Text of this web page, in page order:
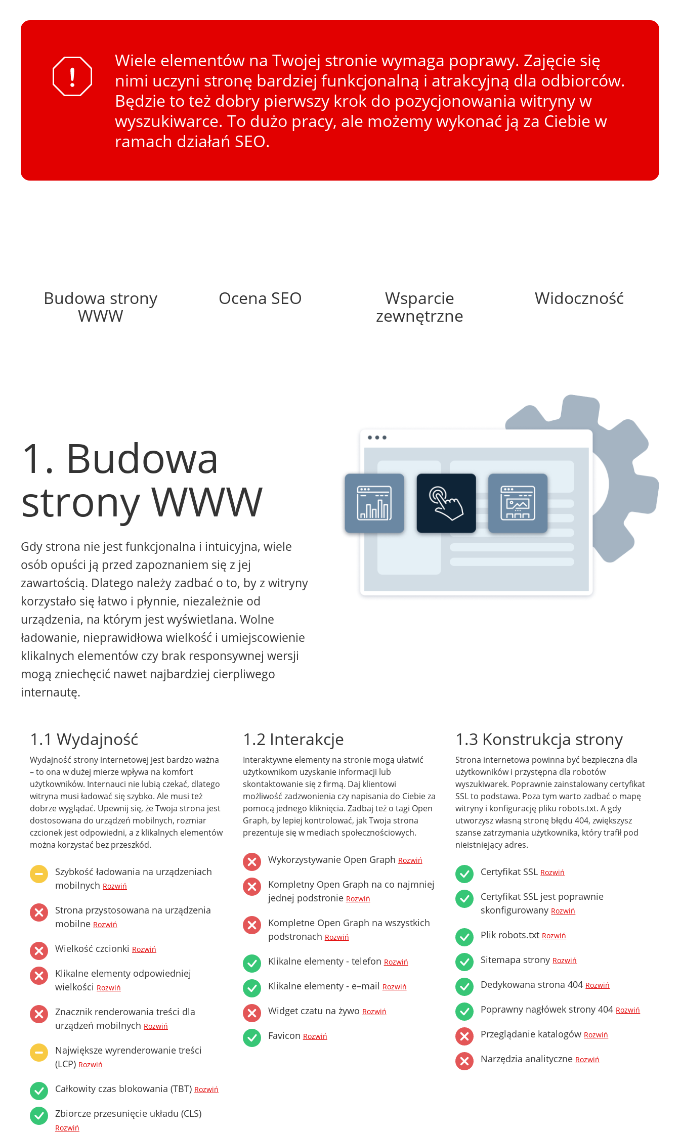
Wiele elementów na Twojej stronie wymaga poprawy. Zajęcie się
nimi uczyni stronę bardziej funkcjonalną i atrakcyjną dla odbiorców.
Będzie to też dobry pierwszy krok do pozycjonowania witryny w
wyszukiwarce. To dużo pracy, ale możemy wykonać ją za Ciebie w
ramach działań SEO.
Budowa strony
WWW
Ocena SEO
Wsparcie
zewnętrzne
Widoczność
1. Budowa
strony WWW
Gdy strona nie jest funkcjonalna i intuicyjna, wiele
osób opuści ją przed zapoznaniem się z jej
zawartością. Dlatego należy zadbać o to, by z witryny
korzystało się łatwo i płynnie, niezależnie od
urządzenia, na którym jest wyświetlana. Wolne
ładowanie, nieprawidłowa wielkość i umiejscowienie
klikalnych elementów czy brak responsywnej wersji
mogą zniechęcić nawet najbardziej cierpliwego
internautę.
1.1 Wydajność
Wydajność strony internetowej jest bardzo ważna
– to ona w dużej mierze wpływa na komfort
użytkowników. Internauci nie lubią czekać, dlatego
witryna musi ładować się szybko. Ale musi też
dobrze wyglądać. Upewnij się, że Twoja strona jest
dostosowana do urządzeń mobilnych, rozmiar
czcionek jest odpowiedni, a z klikalnych elementów
można korzystać bez przeszkód.
Szybkość ładowania na urządzeniach
mobilnych Rozwiń
Strona przystosowana na urządzenia
mobilne Rozwiń
Wielkość czcionki Rozwiń
Klikalne elementy odpowiedniej
wielkości Rozwiń
Znacznik renderowania treści dla
urządzeń mobilnych Rozwiń
Największe wyrenderowanie treści
(LCP) Rozwiń
Całkowity czas blokowania (TBT) Rozwiń
Zbiorcze przesunięcie układu (CLS)
Rozwiń
1.2 Interakcje
Interaktywne elementy na stronie mogą ułatwić
użytkownikom uzyskanie informacji lub
skontaktowanie się z firmą. Daj klientowi
możliwość zadzwonienia czy napisania do Ciebie za
pomocą jednego kliknięcia. Zadbaj też o tagi Open
Graph, by lepiej kontrolować, jak Twoja strona
prezentuje się w mediach społecznościowych.
Wykorzystywanie Open Graph Rozwiń
Kompletny Open Graph na co najmniej
jednej podstronie Rozwiń
Kompletne Open Graph na wszystkich
podstronach Rozwiń
Klikalne elementy - telefon Rozwiń
Klikalne elementy - e–mail Rozwiń
Widget czatu na żywo Rozwiń
Favicon Rozwiń
1.3 Konstrukcja strony
Strona internetowa powinna być bezpieczna dla
użytkowników i przystępna dla robotów
wyszukiwarek. Poprawnie zainstalowany certyfikat
SSL to podstawa. Poza tym warto zadbać o mapę
witryny i konfigurację pliku robots.txt. A gdy
utworzysz własną stronę błędu 404, zwiększysz
szanse zatrzymania użytkownika, który trafił pod
nieistniejący adres.
Certyfikat SSL Rozwiń
Certyfikat SSL jest poprawnie
skonfigurowany Rozwiń
Plik robots.txt Rozwiń
Sitemapa strony Rozwiń
Dedykowana strona 404 Rozwiń
Poprawny nagłówek strony 404 Rozwiń
Przeglądanie katalogów Rozwiń
Narzędzia analityczne Rozwiń